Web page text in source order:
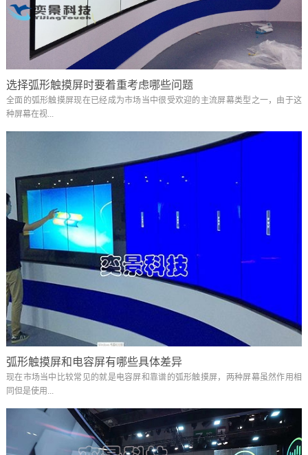
选择弧形触摸屏时要着重考虑哪些问题
全面的弧形触摸屏现在已经成为市场当中很受欢迎的主流屏幕类型之一，由于这
种屏幕在视...
弧形触摸屏和电容屏有哪些具体差异
现在市场当中比较常见的就是电容屏和靠谱的弧形触摸屏，两种屏幕虽然作用相
同但是使用...